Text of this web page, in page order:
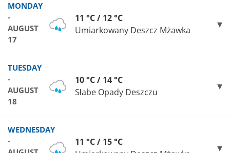
MONDAY
-
AUGUST
17
11 °C / 12 °C
Umiarkowany Deszcz Mżawka
TUESDAY
-
AUGUST
18
10 °C / 14 °C
Słabe Opady Deszczu
WEDNESDAY
-
11 °C / 15 °C